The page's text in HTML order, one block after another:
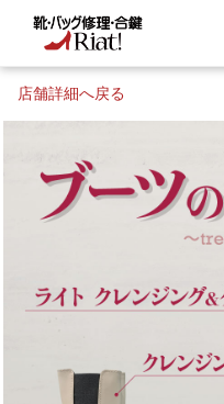
お問い合わせ
店舗詳細へ戻る